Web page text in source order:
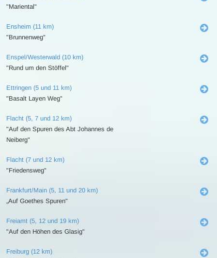
"Mariental"
Ensheim (11 km)
"Brunnenweg"
Enspel/Westerwald (10 km)
"Rund um den Stöffel"
Ettringen (5 und 11 km)
"Basalt Layen Weg"
Flacht (5, 7 und 12 km)
"Auf den Spuren des Abt Johannes de
Neiberg"
Flacht (7 und 12 km)
"Friedensweg"
Frankfurt/Main (5, 11 und 20 km)
„Auf Goethes Spuren"
Freiamt (5, 12 und 19 km)
"Auf den Höhen des Glasig"
Freiburg (12 km)